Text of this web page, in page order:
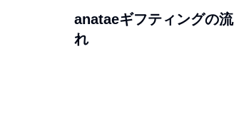
anataeギフティングの流
れ